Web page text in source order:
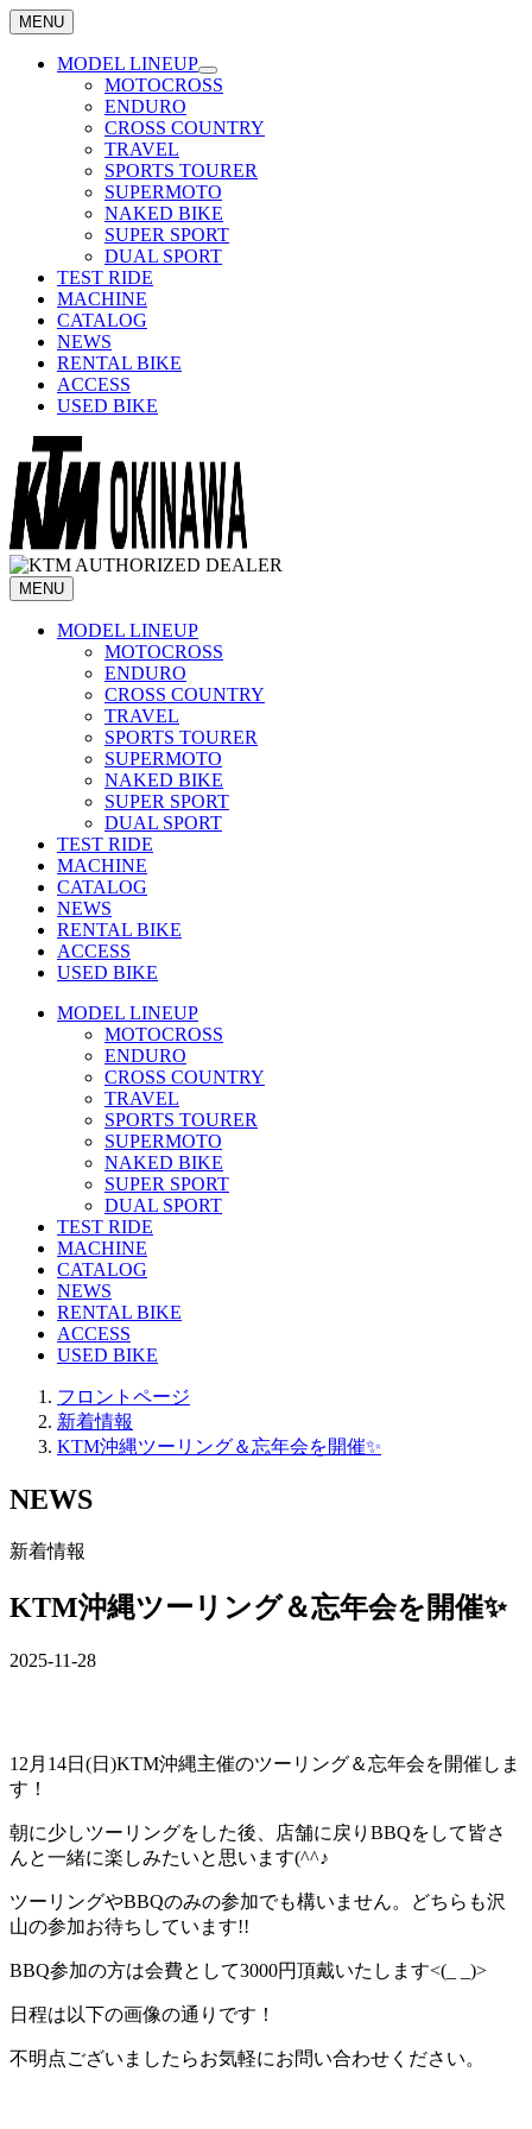
MENU
MODEL LINEUP
MOTOCROSS
ENDURO
CROSS COUNTRY
TRAVEL
SPORTS TOURER
SUPERMOTO
NAKED BIKE
SUPER SPORT
DUAL SPORT
TEST RIDE
MACHINE
CATALOG
NEWS
RENTAL BIKE
ACCESS
USED BIKE
MENU
MODEL LINEUP
MOTOCROSS
ENDURO
CROSS COUNTRY
TRAVEL
SPORTS TOURER
SUPERMOTO
NAKED BIKE
SUPER SPORT
DUAL SPORT
TEST RIDE
MACHINE
CATALOG
NEWS
RENTAL BIKE
ACCESS
USED BIKE
MODEL LINEUP
MOTOCROSS
ENDURO
CROSS COUNTRY
TRAVEL
SPORTS TOURER
SUPERMOTO
NAKED BIKE
SUPER SPORT
DUAL SPORT
TEST RIDE
MACHINE
CATALOG
NEWS
RENTAL BIKE
ACCESS
USED BIKE
フロントページ
新着情報
KTM沖縄ツーリング＆忘年会を開催✨
NEWS
新着情報
KTM沖縄ツーリング＆忘年会を開催✨
2025-11-28
12月14日(日)KTM沖縄主催のツーリング＆忘年会を開催しま
す！
朝に少しツーリングをした後、店舗に戻りBBQをして皆さ
んと一緒に楽しみたいと思います(^^♪
ツーリングやBBQのみの参加でも構いません。どちらも沢
山の参加お待ちしています!!
BBQ参加の方は会費として3000円頂戴いたします<(_ _)>
日程は以下の画像の通りです！
不明点ございましたらお気軽にお問い合わせください。